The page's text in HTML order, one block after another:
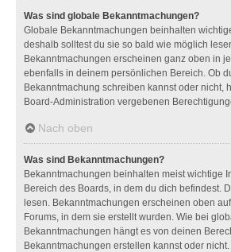
Was sind globale Bekanntmachungen?
Globale Bekanntmachungen beinhalten
deshalb solltest du sie so bald wie möglich
Bekanntmachungen erscheinen ganz oben in
ebenfalls in deinem persönlichen Bereich. Ob
Bekanntmachung schreiben kannst oder nicht,
Board-Administration vergebenen
Nach oben
Was sind Bekanntmachungen?
Bekanntmachungen beinhalten meist wichtige
Bereich des Boards, in dem du dich befindest.
lesen. Bekanntmachungen erscheinen oben
Forums, in dem sie erstellt wurden. Wie bei
Bekanntmachungen hängt es von deinen
Bekanntmachungen erstellen kannst oder